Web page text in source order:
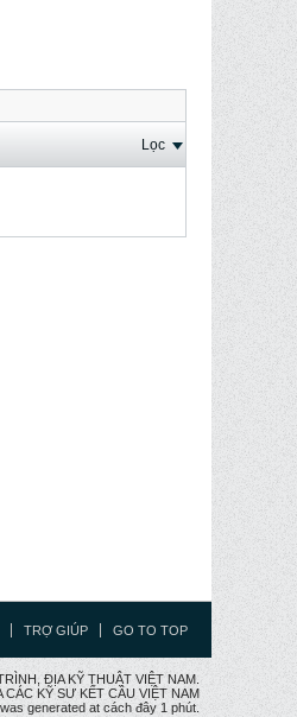
Lọc
TRỢ GIÚP GO TO TOP
ĐỊA KỸ THUẬT VIỆT NAM.
KỸ SƯ KẾT CÂU VIỆT NAM
generated at cách đây 1 phút.